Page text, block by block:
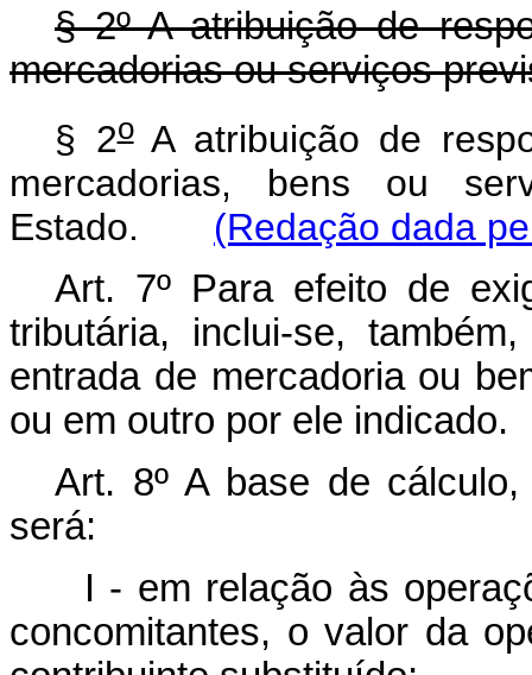
§ 2º A atribuição de
mercadorias ou serviços
§ 2oA atribuição de
mercadorias, bens ou
Estado. (Redação dada
Art. 7º Para efeito de
tributária, inclui-se,
entrada de mercadoria ou
ou em outro por ele indicado.
Art. 8º A base de
será:
I - em relação às
concomitantes, o valor da